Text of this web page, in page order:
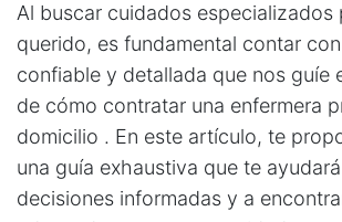
Al buscar cuidados especializados
querido, es fundamental contar
confiable y detallada que nos guíe
de cómo contratar una enfermera
domicilio . En este artículo, te
una guía exhaustiva que te
decisiones informadas y a